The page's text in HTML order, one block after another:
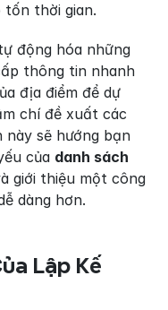
tốn thời gian.
động hóa những
thông tin nhanh
địa điểm để dự
chí đề xuất các
này sẽ hướng bạn
của danh sách
giới thiệu một công
dàng hơn.
Lập Kế